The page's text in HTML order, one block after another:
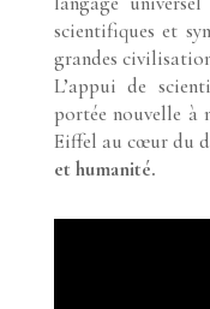
scientifiques et
grandes
L’appui de
portée nouvelle à
Eiffel au cœur du
et humanité.